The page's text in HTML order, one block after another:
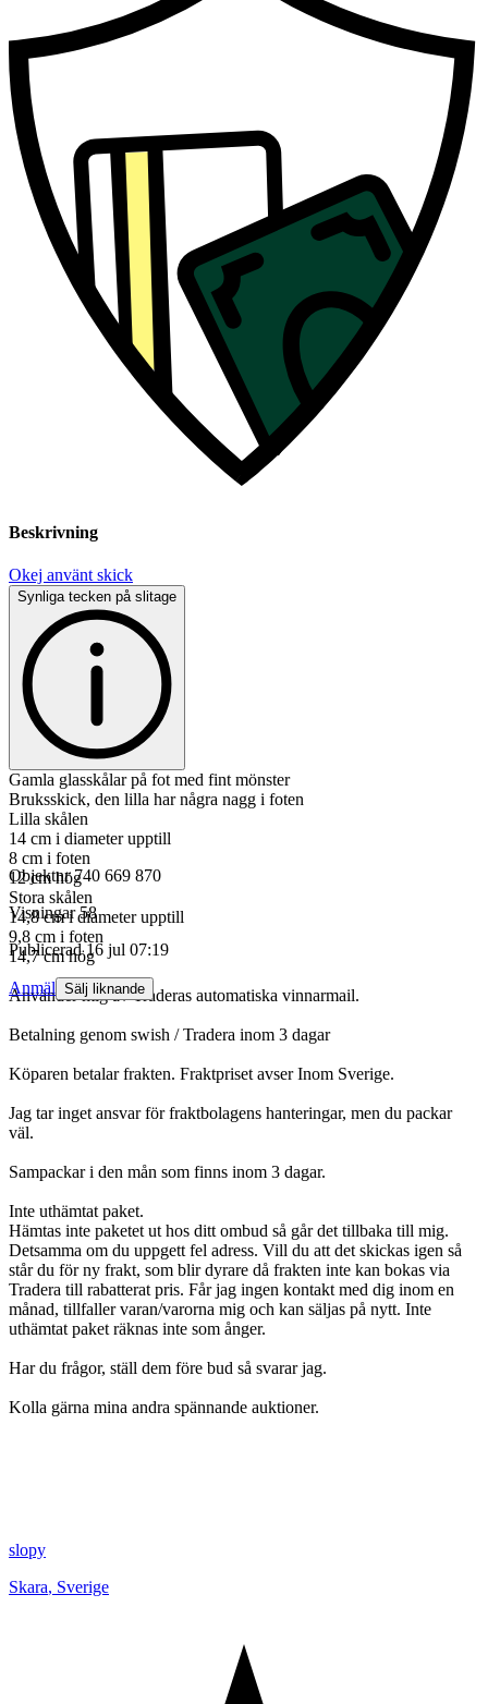
Beskrivning
Okej använt skick
Synliga tecken på slitage
Gamla glasskålar på fot med fint mönster
Bruksskick, den lilla har några nagg i foten
Lilla skålen
14 cm i diameter upptill
8 cm i foten
12 cm hög
Stora skålen
14,8 cm i diameter upptill
9,8 cm i foten
14,7 cm hög
Använder mig av Traderas automatiska vinnarmail.
Betalning genom swish / Tradera inom 3 dagar
Köparen betalar frakten. Fraktpriset avser Inom Sverige.
Jag tar inget ansvar för fraktbolagens hanteringar, men du packar
väl.
Sampackar i den mån som finns inom 3 dagar.
Inte uthämtat paket.
Hämtas inte paketet ut hos ditt ombud så går det tillbaka till mig.
Detsamma om du uppgett fel adress. Vill du att det skickas igen så
står du för ny frakt, som blir dyrare då frakten inte kan bokas via
Tradera till rabatterat pris. Får jag ingen kontakt med dig inom en
månad, tillfaller varan/varorna mig och kan säljas på nytt. Inte
uthämtat paket räknas inte som ånger.
Har du frågor, ställ dem före bud så svarar jag.
Kolla gärna mina andra spännande auktioner.
Objektnr 740 669 870
Visningar 58
Publicerad 16 jul 07:19
Anmäl Sälj liknande
slopy
Skara, Sverige